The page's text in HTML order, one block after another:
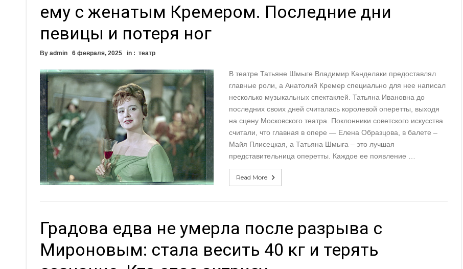
ему с женатым Кремером. Последние дни
певицы и потеря ног
By admin 6 февраля, 2025 in : театр
В театре Татьяне Шмыге Владимир Канделаки предоставлял
главные роли, а Анатолий Кремер специально для нее написал
несколько музыкальных спектаклей. Татьяна Ивановна до
последних своих дней считалась королевой оперетты, выходя
на сцену Московского театра. Поклонники советского искусства
считали, что главная в опере — Елена Образцова, в балете –
Майя Плисецкая, а Татьяна Шмыга – это лучшая
представительница оперетты. Каждое ее появление …
Read More
Градова едва не умерла после разрыва с
Мироновым: стала весить 40 кг и терять